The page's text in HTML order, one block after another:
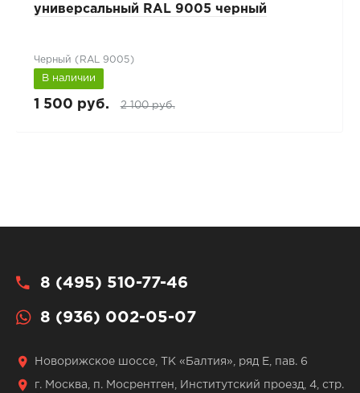
универсальный RAL 9005 черный
Черный (RAL 9005)
В наличии
1 500 руб. 2 100 руб.
8 (495) 510-77-46
8 (936) 002-05-07
Новорижское шоссе, ТК «Балтия», ряд Е, пав. 6
г. Москва, п. Мосрентген, Институтский проезд, 4, стр.